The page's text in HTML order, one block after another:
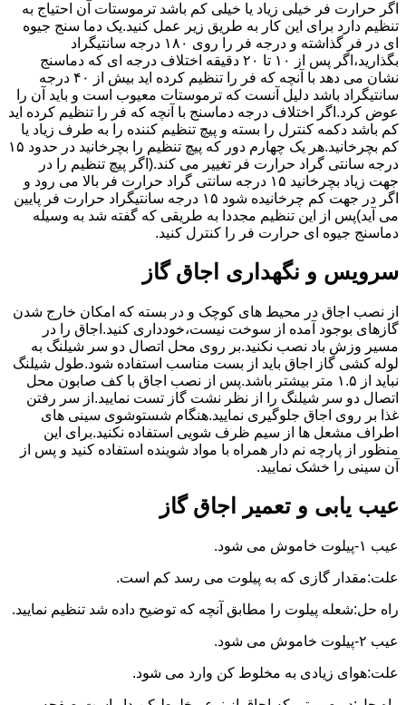
اگر حرارت فر خیلی زیاد یا خیلی کم باشد ترموستات آن احتیاج به
تنظیم دارد برای این کار به طریق زیر عمل کنید.یک دما سنج جیوه
ای در فر گذاشته و درجه فر را روی ۱۸۰ درجه سانتیگراد
بگذارید،اگر پس از ۱۰ تا ۲۰ دقیقه اختلاف درجه ای که دماسنج
نشان می دهد با آنچه که فر را تنظیم کرده اید بیش از ۴۰ درجه
سانتیگراد باشد دلیل آنست که ترموستات معیوب است و باید آن را
عوض کرد.اگر اختلاف درجه دماسنج با آنچه که فر را تنظیم کرده اید
کم باشد دکمه کنترل را بسته و پیچ تنظیم کننده را به طرف زیاد یا
کم بچرخانید.هر یک چهارم دور که پیچ تنظیم را بچرخانید در حدود ۱۵
درجه سانتی گراد حرارت فر تغییر می کند.(اگر پیچ تنظیم را در
جهت زیاد بچرخانید ۱۵ درجه سانتی گراد حرارت فر بالا می رود و
اگر در جهت کم چرخانیده شود ۱۵ درجه سانتیگراد حرارت فر پایین
می آید)پس از این تنظیم مجددا به طریقی که گفته شد به وسیله
دماسنج جیوه ای حرارت فر را کنترل کنید.
سرویس و نگهداری اجاق گاز
از نصب اجاق در محیط های کوچک و در بسته که امکان خارج شدن
گازهای بوجود آمده از سوخت نیست،خودداری کنید.اجاق را در
مسیر وزش باد نصب نکنید.بر روی محل اتصال دو سر شیلنگ به
لوله کشی گاز اجاق باید از بست مناسب استفاده شود.طول شیلنگ
نباید از ۱.۵ متر بیشتر باشد.پس از نصب اجاق با کف صابون محل
اتصال دو سر شیلنگ را از نظر نشت گاز تست نمایید.از سر رفتن
غذا بر روی اجاق جلوگیری نمایید.هنگام شستوشوی سینی های
اطراف مشعل ها از سیم ظرف شویی استفاده نکنید.برای این
منظور از پارچه نم دار همراه با مواد شوینده استفاده کنید و پس از
آن سینی را خشک نمایید.
عیب یابی و تعمیر اجاق گاز
عیب ۱-پیلوت خاموش می شود.
علت:مقدار گازی که به پیلوت می رسد کم است.
راه حل:شعله پیلوت را مطابق آنچه که توضیح داده شد تنظیم نمایید.
عیب ۲-پیلوت خاموش می شود.
علت:هوای زیادی به مخلوط کن وارد می شود.